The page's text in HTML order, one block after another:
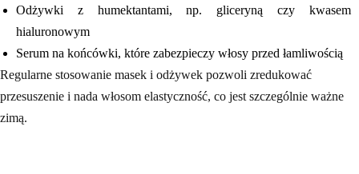
Odżywki z humektantami, np. gliceryną czy kwasem
hialuronowym
Serum na końcówki, które zabezpieczy włosy przed łamliwością
Regularne stosowanie masek i odżywek pozwoli zredukować
przesuszenie i nada włosom elastyczność, co jest szczególnie ważne
zimą.